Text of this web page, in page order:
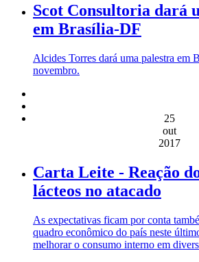
Scot Consultoria dará
em Brasília-DF
Alcides Torres dará uma palestra em
novembro.
25
out
2017
Carta Leite - Reação
lácteos no atacado
As expectativas ficam por conta
quadro econômico do país neste
melhorar o consumo interno em